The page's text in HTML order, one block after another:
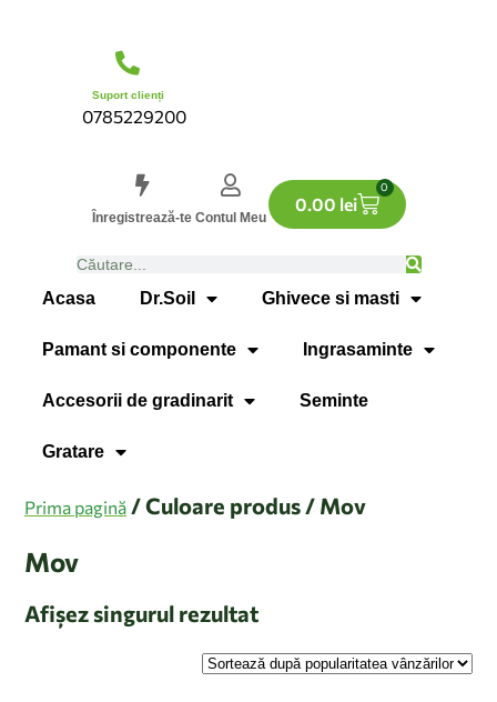
Suport clienți
0785229200
Înregistrează-te Contul Meu
0.00 lei
0
Acasa Dr.Soil Ghivece si masti
Pamant si componente Ingrasaminte
Accesorii de gradinarit Seminte
Gratare
Prima pagină / Culoare produs / Mov
Mov
Afișez singurul rezultat